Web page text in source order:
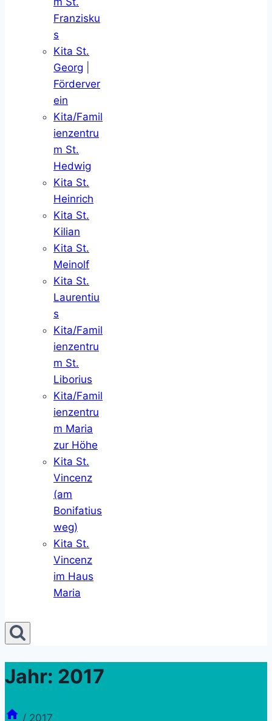
Franzisku
s
Kita St.
Georg
Förderver
ein
Kita/Famil
ienzentru
m St.
Hedwig
Kita St.
Heinrich
Kita St.
Kilian
Kita St.
Meinolf
Kita St.
Laurentiu
s
Kita/Famil
ienzentru
m St.
Liborius
Kita/Famil
ienzentru
m Maria
zur Höhe
Kita St.
Vincenz
(am
Bonifatius
weg)
Kita St.
Vincenz
im Haus
Maria
Jahr: 2017
/ 2017